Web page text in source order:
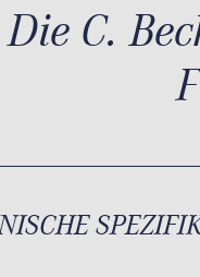
Die C.